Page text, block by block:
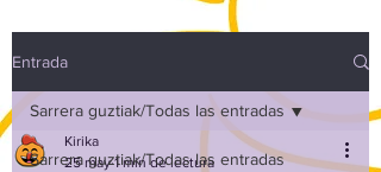
Entrada
Sarrera guztiak/Todas las entradas
Sarrera guztiak/Todas las entradas
Kirika
25 may 1 min de lectura